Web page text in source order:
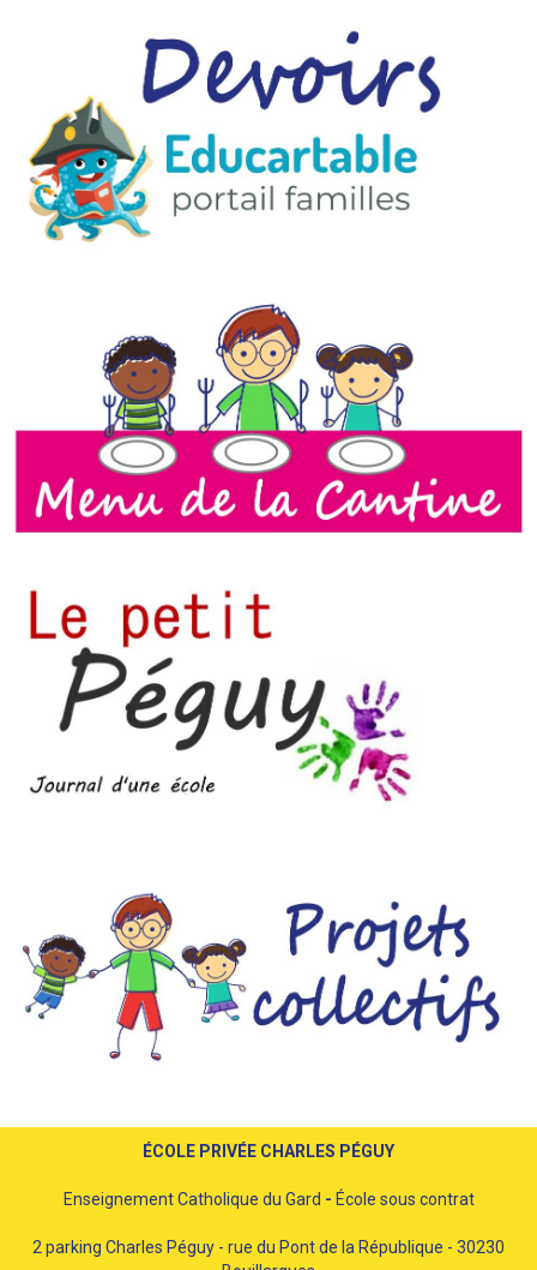
ÉCOLE PRIVÉE CHARLES PÉGUY
Enseignement Catholique du Gard - École sous contrat
2 parking Charles Péguy - rue du Pont de la République - 30230